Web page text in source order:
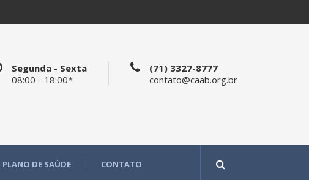
Segunda - Sexta
08:00 - 18:00*
(71) 3327-8777
contato@caab.org.br
PLANO DE SAÚDE CONTATO